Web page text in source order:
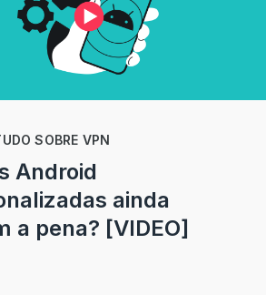
SOBRE VPN
Android
ainda
a pena? [VIDEO]